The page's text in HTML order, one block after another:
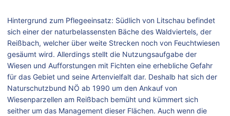
Hintergrund zum Pflegeeinsatz: Südlich von Litschau befindet
sich einer der naturbelassensten Bäche des Waldviertels, der
Reißbach, welcher über weite Strecken noch von Feuchtwiesen
gesäumt wird. Allerdings stellt die Nutzungsaufgabe der
Wiesen und Aufforstungen mit Fichten eine erhebliche Gefahr
für das Gebiet und seine Artenvielfalt dar. Deshalb hat sich der
Naturschutzbund NÖ ab 1990 um den Ankauf von
Wiesenparzellen am Reißbach bemüht und kümmert sich
seither um das Management dieser Flächen. Auch wenn die